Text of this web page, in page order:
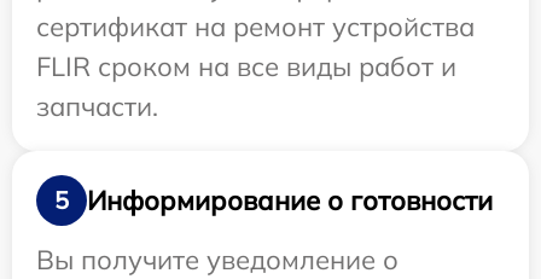
сертификат на ремонт устройства
FLIR сроком на все виды работ и
запчасти.
5
Информирование о готовности
Вы получите уведомление о